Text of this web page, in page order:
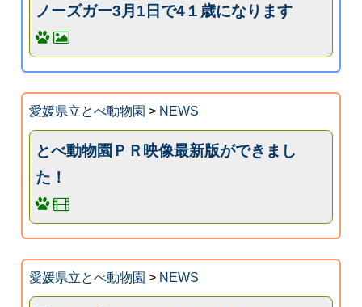
ノーズガー3月1日で4１歳になります
愛媛県立とべ動物園 > NEWS
とべ動物園ＰＲ映像最新版ができまし
た！
愛媛県立とべ動物園 > NEWS